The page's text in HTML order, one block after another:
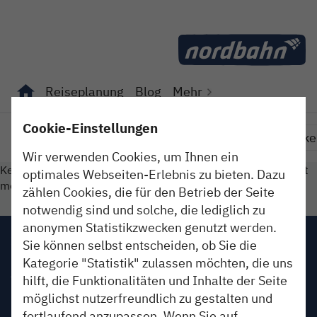
Reiseplanung
Unterseiten von "Reiseplanung" anzeigen
Blog Mehr
Erleben So isses Fundstücke
Keinen Beitrag gefunden. Oder der gesuchte Beitrag ist nicht
mehr online.
Impressum
AGB
Datenschutz
Cookie-Einstellungen
Wir verwenden Cookies, um Ihnen ein
optimales Webseiten-Erlebnis zu bieten. Dazu
zählen Cookies, die für den Betrieb der Seite
notwendig sind und solche, die lediglich zu
anonymen Statistikzwecken genutzt werden.
Sie können selbst entscheiden, ob Sie die
Kategorie "Statistik" zulassen möchten, die uns
hilft, die Funktionalitäten und Inhalte der Seite
möglichst nutzerfreundlich zu gestalten und